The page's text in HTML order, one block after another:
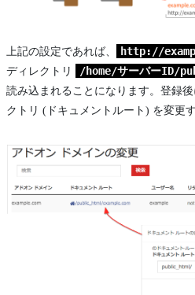
上記の設定であれば、 http://
ディレクトリ
/home/サーバーID/
読み込まれることになります。登録
クトリ (ドキュメントルート) を変更